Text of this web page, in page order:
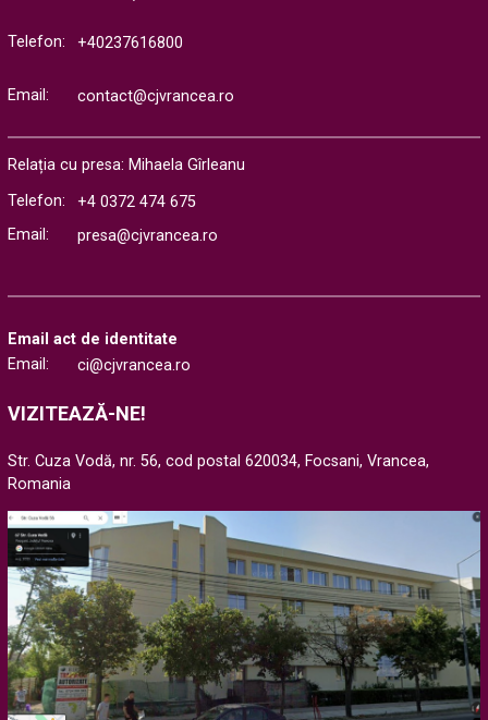
Telefon: +40237616800
Email: contact@cjvrancea.ro
Relația cu presa: Mihaela Gîrleanu
Telefon:
+4 0372 474 675
Email:
presa@cjvrancea.ro
Email act de identitate
Email:
ci@cjvrancea.ro
VIZITEAZĂ-NE!
Str. Cuza Vodă, nr. 56, cod postal 620034, Focsani, Vrancea,
Romania